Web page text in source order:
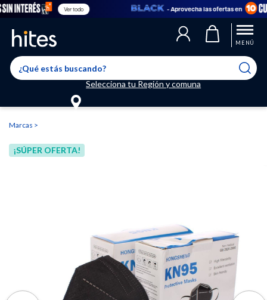
Ver todo - Aprovecha las ofertas en
MENÚ
Selecciona tu Región y comuna
El producto ha sido eliminado correctamente
El producto ha sido agregado a tu lista de favoritos correctamente
Llegaste al límite de productos favoritos permitidos, para agregar
uno nuevo ingresa a “Mi cuenta” y elimina los que ya no necesitas.
Marcas
¡SÚPER OFERTA!